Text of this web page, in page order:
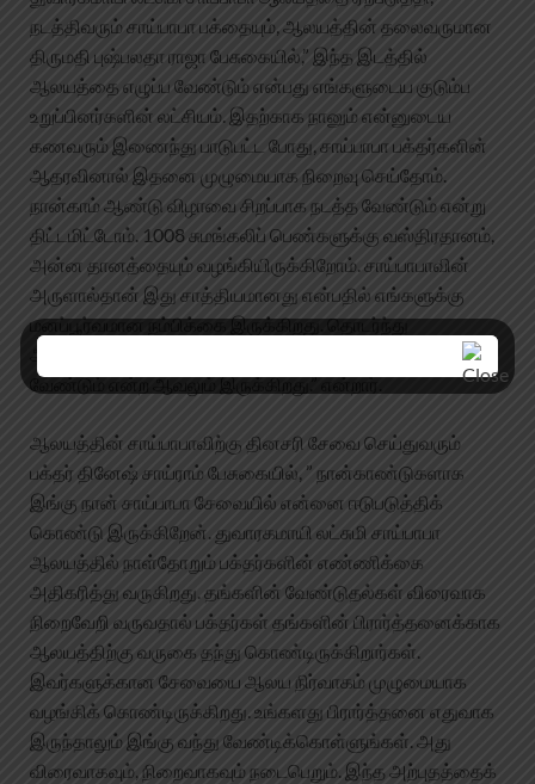
நடத்திவரும் சாய்பாபா பக்தையும், ஆலயத்தின் தலைவருமான
திருமதி புஷ்பலதா ராஜா பேசுகையில்,” இந்த இடத்தில்
ஆலயத்தை எழுப்ப வேண்டும் என்பது எங்களுடைய குடும்ப
உறுப்பினர்களின் லட்சியம். இதற்காக நானும் என்னுடைய
கணவரும் இணைந்து பாடுபட்ட போது, சாய்பாபா பக்தர்களின்
ஆதரவினால் இதனை முழுமையாக நிறைவு செய்தோம்.
நான்காம் ஆண்டு விழாவை சிறப்பாக நடத்த வேண்டும் என்று
திட்டமிட்டோம். 1008 சுமங்கலிப் பெண்களுக்கு வஸ்திரதானம்,
அன்ன தானத்தையும் வழங்கியிருக்கிறோம். சாய்பாபாவின்
அருளால்தான் இது சாத்தியமானது என்பதில் எங்களுக்கு
மனப்பூர்வமான நம்பிக்கை இருக்கிறது. தொடர்ந்து
ஆண்டுதோறும் பாபாவின் பிறந்த நாளை சிறப்பாக கொண்டாட
வேண்டும் என்ற ஆவலும் இருக்கிறது.” என்றார்.
ஆலயத்தின் சாய்பாபாவிற்கு தினசரி சேவை செய்துவரும்
பக்தர் தினேஷ் சாய்ராம் பேசுகையில், ” நான்காண்டுகளாக
இங்கு நான் சாய்பாபா சேவையில் என்னை ஈடுபடுத்திக்
கொண்டு இருக்கிறேன். துவாரகமாயி லட்சுமி சாய்பாபா
ஆலயத்தில் நாள்தோறும் பக்தர்களின் எண்ணிக்கை
அதிகரித்து வருகிறது. தங்களின் வேண்டுதல்கள் விரைவாக
நிறைவேறி வருவதால் பக்தர்கள் தங்களின் பிரார்த்தனைக்காக
ஆலயத்திற்கு வருகை தந்து கொண்டிருக்கிறார்கள்.
இவர்களுக்கான சேவையை ஆலய நிர்வாகம் முழுமையாக
வழங்கிக் கொண்டிருக்கிறது. உங்களது பிரார்த்தனை எதுவாக
இருந்தாலும் இங்கு வந்து வேண்டிக்கொள்ளுங்கள். அது
விரைவாகவும், நிறைவாகவும் நடைபெறும். இந்த அற்புதத்தைக்